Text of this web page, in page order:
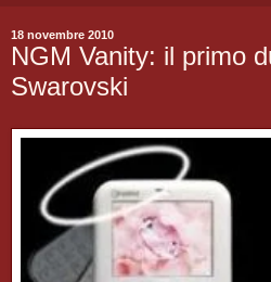
18 novembre 2010
NGM Vanity: il primo
Swarovski